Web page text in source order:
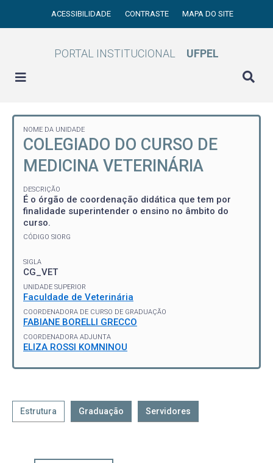
ACESSIBILIDADE CONTRASTE MAPA DO SITE
PORTAL INSTITUCIONAL UFPEL
NOME DA UNIDADE
COLEGIADO DO CURSO DE
MEDICINA VETERINÁRIA
DESCRIÇÃO
É o órgão de coordenação didática que tem por
finalidade superintender o ensino no âmbito do
curso.
CÓDIGO SIORG
SIGLA
CG_VET
UNIDADE SUPERIOR
Faculdade de Veterinária
COORDENADORA DE CURSO DE GRADUAÇÃO
FABIANE BORELLI GRECCO
COORDENADORA ADJUNTA
ELIZA ROSSI KOMNINOU
Estrutura Graduação Servidores